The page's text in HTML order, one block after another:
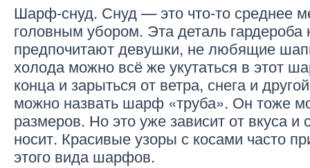
Шарф-снуд. Снуд — это что-то среднее
головным убором. Эта деталь гардероба
предпочитают девушки, не любящие
холода можно всё же укутаться в этот
конца и зарыться от ветра, снега и
можно назвать шарф «труба». Он тоже
размеров. Но это уже зависит от вкуса и
носит. Красивые узоры с косами часто
этого вида шарфов.